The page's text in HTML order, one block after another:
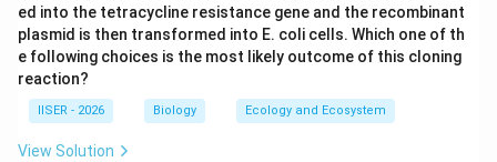
Download Solution in PDF
ed into the tetracycline resistance gene and the recombinant
plasmid is then transformed into E. coli cells. Which one of th
e following choices is the most likely outcome of this cloning
reaction?
IISER - 2026 Biology Ecology and Ecosystem
View Solution